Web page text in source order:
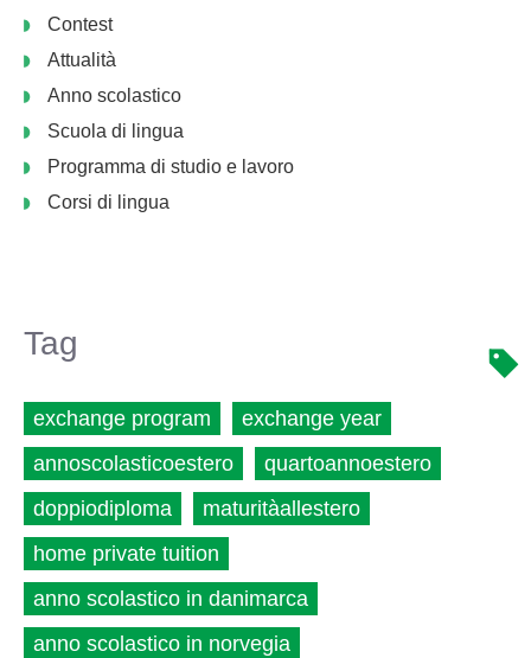
Contest
Attualità
Anno scolastico
Scuola di lingua
Programma di studio e lavoro
Corsi di lingua
Tag
exchange program
exchange year
annoscolasticoestero
quartoannoestero
doppiodiploma
maturitàallestero
home private tuition
anno scolastico in danimarca
anno scolastico in norvegia